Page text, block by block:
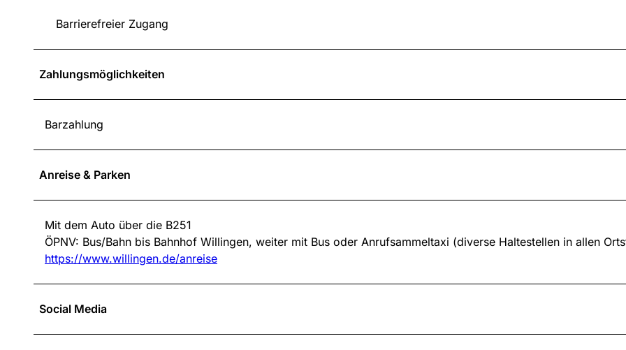
Barrierefreier Zugang
Zahlungsmöglichkeiten
Barzahlung
Anreise & Parken
Mit dem Auto über die B251
ÖPNV: Bus/Bahn bis Bahnhof Willingen, weiter mit Bus oder Anrufsammeltaxi (diverse Haltestellen in allen
https://www.willingen.de/anreise
Social Media